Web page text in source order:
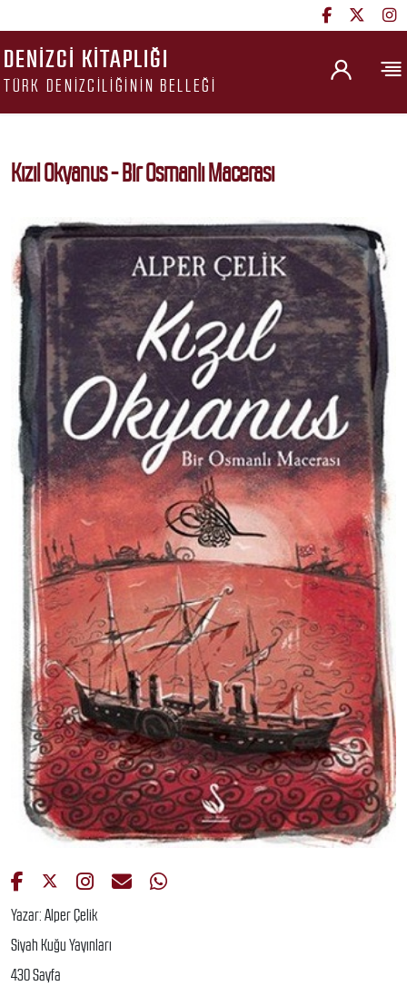
DENIZCI KITAPLIĞI
TÜRK DENIZCILIĞININ BELLEĞI
Kızıl Okyanus - Bir Osmanlı Macerası
Yazar: Alper Çelik
Siyah Kuğu Yayınları
430 Sayfa